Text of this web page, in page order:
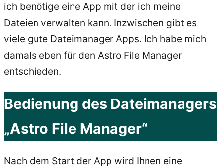
ich benötige eine App mit der ich meine
Dateien verwalten kann. Inzwischen gibt es
viele gute Dateimanager Apps. Ich habe mich
damals eben für den Astro File Manager
entschieden.
Bedienung des Dateimanagers
„Astro File Manager“
Nach dem Start der App wird Ihnen eine